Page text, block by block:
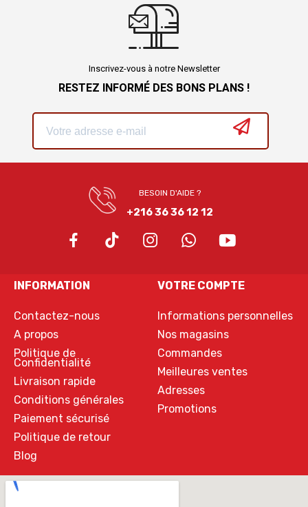
Inscrivez-vous à notre Newsletter
RESTEZ INFORMÉ DES BONS PLANS !
BESOIN D'AIDE ?
+216 36 36 12 12
INFORMATION
Contactez-nous
A propos
Politique de
Confidentialité
Livraison rapide
Conditions générales
Paiement sécurisé
Politique de retour
Blog
VOTRE COMPTE
Informations personnelles
Nos magasins
Commandes
Meilleures ventes
Adresses
Promotions